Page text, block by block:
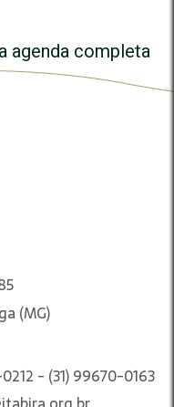
agenda completa
(MG)
- (31) 99670-0163